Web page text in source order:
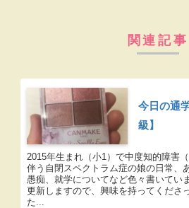
関連記事
今日の通
級】
2015年生まれ（小1）で中度知的障害
伴う自閉スペクトラム症の娘の日常、
愚痴、就学についてなど色々書いてい
更新しますので、興味を持ってくださ
た...